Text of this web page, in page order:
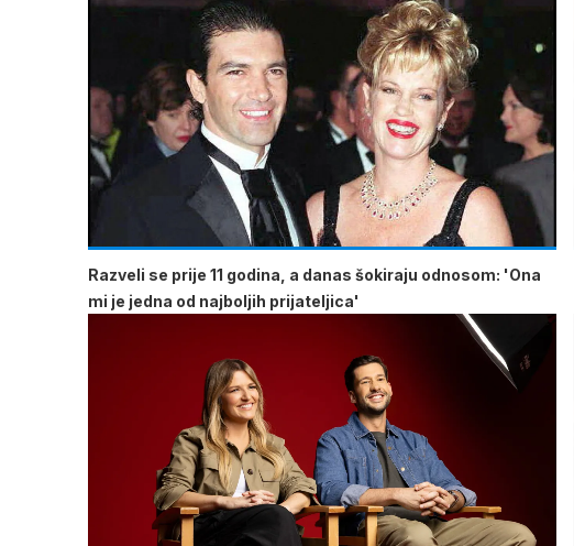
Razveli se prije 11 godina, a danas šokiraju odnosom: 'Ona
mi je jedna od najboljih prijateljica'